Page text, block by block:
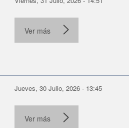
Ver más
Jueves, 30 Julio, 2026 - 13:45
Ver más